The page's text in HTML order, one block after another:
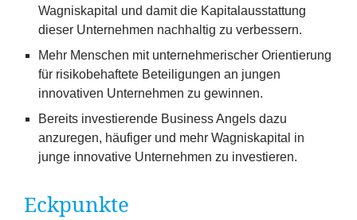
Wagniskapital und damit die Kapitalausstattung
dieser Unternehmen nachhaltig zu verbessern.
Mehr Menschen mit unternehmerischer Orientierung
für risikobehaftete Beteiligungen an jungen
innovativen Unternehmen zu gewinnen.
Bereits investierende Business Angels dazu
anzuregen, häufiger und mehr Wagniskapital in
junge innovative Unternehmen zu investieren.
Eckpunkte